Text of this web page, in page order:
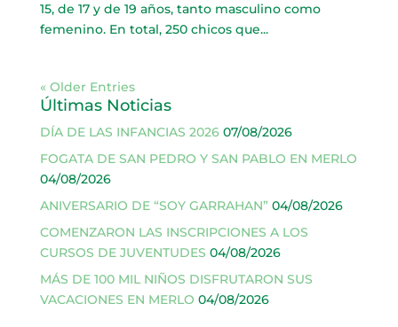
15, de 17 y de 19 años, tanto masculino como
femenino. En total, 250 chicos que...
« Older Entries
Últimas Noticias
DÍA DE LAS INFANCIAS 2026 07/08/2026
FOGATA DE SAN PEDRO Y SAN PABLO EN MERLO
04/08/2026
ANIVERSARIO DE “SOY GARRAHAN” 04/08/2026
COMENZARON LAS INSCRIPCIONES A LOS
CURSOS DE JUVENTUDES 04/08/2026
MÁS DE 100 MIL NIÑOS DISFRUTARON SUS
VACACIONES EN MERLO 04/08/2026